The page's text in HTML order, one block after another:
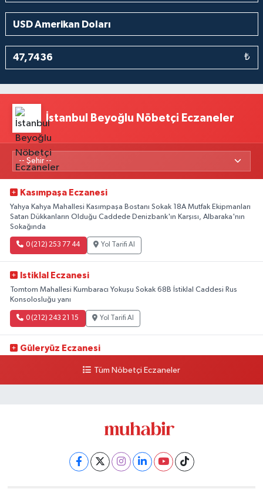
₺
İstanbul Beyoğlu Nöbetçi Eczaneler
Kasımpaşa Eczanesi
Yahya Kahya Mahallesi Kasımpaşa Bostanı Sokak 18A Mutfak Ekipmanları
Satan Dükkanların Olduğu Caddede Denizbank'ın Karşısı, Albaraka'nın
Sokağında
0 (212) 253 77 44 Yol Tarifi Al
Istiklal Eczanesi
Tomtom Mahallesi Kumbaracı Yokuşu Sokak 68B İstiklal Caddesi Rus
Konsolosluğu yanı
0 (212) 243 21 15 Yol Tarifi Al
Güleryüz Eczanesi
kalaycıbahçe Meydana DoğruTüm Nöbetçi Eczaneler